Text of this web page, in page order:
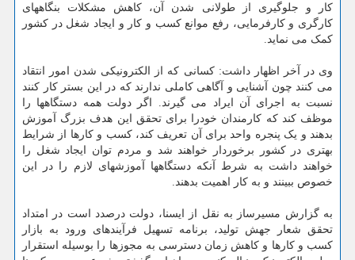
کار و جلوگیری از طولانی شدن آن، کاهش مشکلات بنگاههای
کارگری و کارفرمایی، رفع موانع کسب و کار و ایجاد شغل در کشور
کمک می نماید.
وی در آخر اظهار داشت: کسانی که از الکترونیکی شدن امور انتقاد
می کنند چون آشنایی و آگاهی کاملی ندارند که در این بستر کار کنند
نسبت به اجرای آن ایراد می گیرند. اگر دولت همه دستگاهها را
موظف کند که کارمندان خودرا برای تحقق این هدف بزرگ آموزش
بدهند و یک پنجره واحد برای آن تعریف کند، کسب و کارها از شرایط
بهتری در کشور برخوردار خواهند شد و مردم توان ایجاد شغل را
خواهند داشت به شرط آنکه دستگاهها آموزشهای لازم را در این
خصوص ببینند و به کار اهمیت بدهند.
به گزارش مسیرساز به نقل از ایسنا، دولت درصدد است در امتداد
تحقق شعار جهش تولید، برنامه تسهیل فرآیندهای ورود به بازار
کسب و کارها و کاهش زمان دسترسی به مجوزها را بوسیله استقرار